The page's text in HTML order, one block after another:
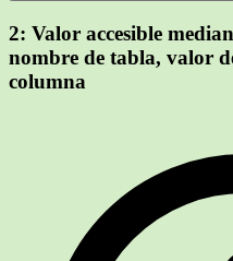
2: Valor accesible
nombre de tabla, valor
columna